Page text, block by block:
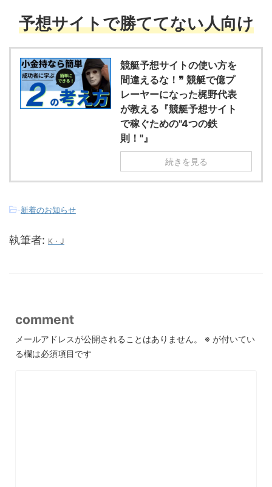
予想サイトで勝ててない人向け
競艇予想サイトの使い方を
間違えるな！❞ 競艇で億プ
レーヤーになった梶野代表
が教える『競艇予想サイト
で稼ぐための"4つの鉄
則！"』
続きを見る
-新着のお知らせ
執筆者: K・J
comment
メールアドレスが公開されることはありません。 ※ が付いてい
る欄は必須項目です